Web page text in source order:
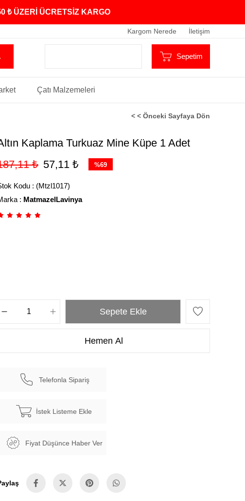
₺ ÜZERİ ÜCRETSİZ KARGO
Kargom Nerede İletişim
Sepetim
Çatı Malzemeleri
< < Önceki Sayfaya Dön
Kaplama Turkuaz Mine Küpe 1 Adet
₺ 57,11 ₺ %69
Kodu
(Mtzl1017)
: MatmazelLavinya
Telefonla Sipariş
İstek Listeme Ekle
Fiyat Düşünce Haber Ver